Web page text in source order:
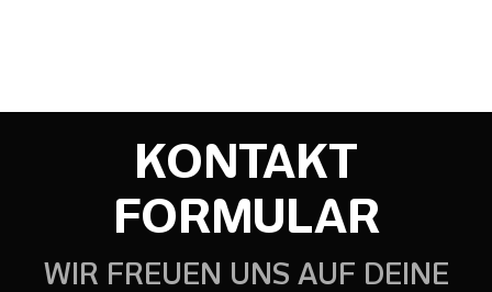
KONTAKT
FORMULAR
WIR FREUEN UNS AUF DEINE